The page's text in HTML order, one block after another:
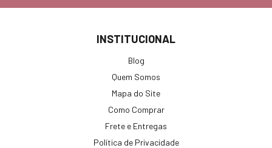
INSTITUCIONAL
Blog
Quem Somos
Mapa do Site
Como Comprar
Frete e Entregas
Política de Privacidade